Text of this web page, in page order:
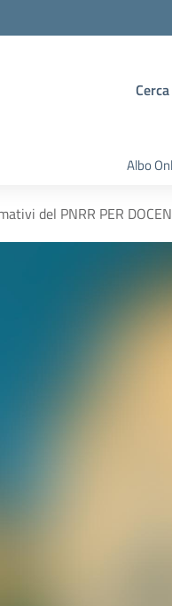
Cerca
Albo
del PNRR PER